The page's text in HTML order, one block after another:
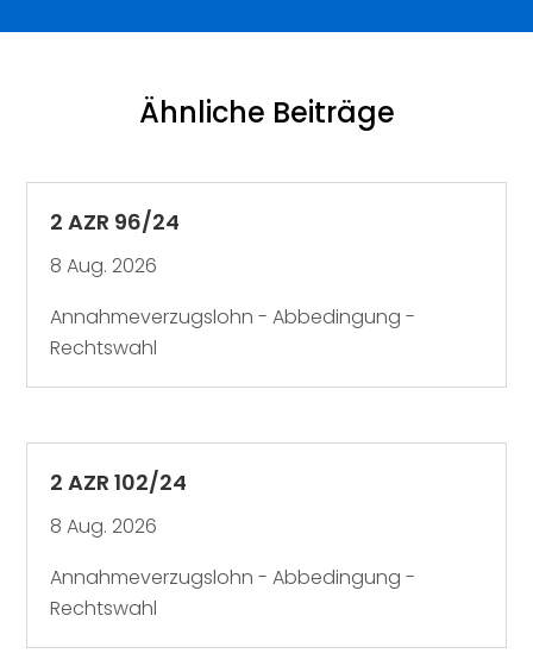
Ähnliche Beiträge
2 AZR 96/24
8 Aug. 2026
Annahmeverzugslohn - Abbedingung -
Rechtswahl
2 AZR 102/24
8 Aug. 2026
Annahmeverzugslohn - Abbedingung -
Rechtswahl